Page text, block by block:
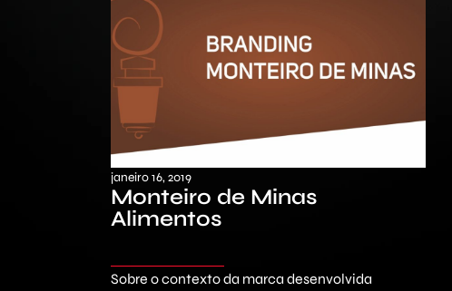
janeiro 16, 2019
Monteiro de Minas
Alimentos
Sobre o contexto da marca desenvolvida